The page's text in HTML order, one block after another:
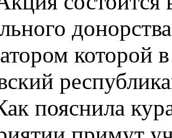
которой
пояснила